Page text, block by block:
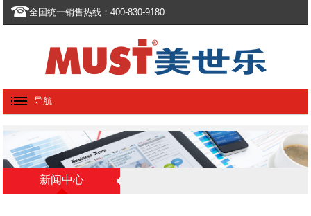
全国统一销售热线：400-830-9180
导航
新闻中心